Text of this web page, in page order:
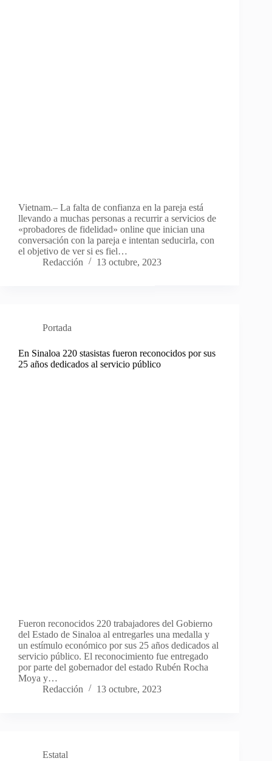
Vietnam.– La falta de confianza en la pareja está
llevando a muchas personas a recurrir a servicios de
«probadores de fidelidad» online que inician una
conversación con la pareja e intentan seducirla, con
el objetivo de ver si es fiel…
Redacción
13 octubre, 2023
Portada
En Sinaloa 220 stasistas fueron reconocidos por sus
25 años dedicados al servicio público
Fueron reconocidos 220 trabajadores del Gobierno
del Estado de Sinaloa al entregarles una medalla y
un estímulo económico por sus 25 años dedicados al
servicio público. El reconocimiento fue entregado
por parte del gobernador del estado Rubén Rocha
Moya y…
Redacción
13 octubre, 2023
Estatal